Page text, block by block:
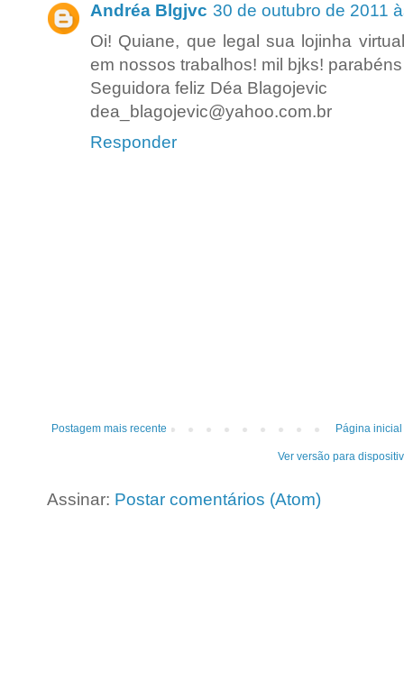
Andréa Blgjvc 30 de outubro de 2011
Oi! Quiane, que legal sua lojinha
em nossos trabalhos! mil bjks! parabéns
Seguidora feliz Déa Blagojevic
dea_blagojevic@yahoo.com.br
Responder
Postagem mais recente Página inicial
Ver versão para
Assinar: Postar comentários (Atom)